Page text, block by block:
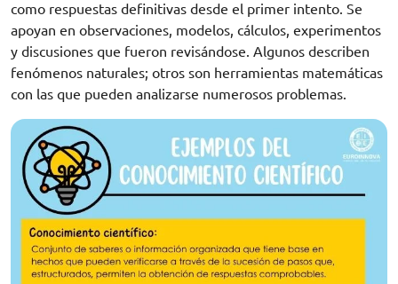
como respuestas definitivas desde el primer intento. Se
apoyan en observaciones, modelos, cálculos, experimentos
y discusiones que fueron revisándose. Algunos describen
fenómenos naturales; otros son herramientas matemáticas
con las que pueden analizarse numerosos problemas.